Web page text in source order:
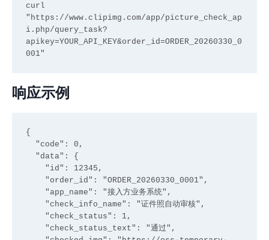
curl
"https://www.clipimg.com/app/picture_check_ap
i.php/query_task?
apikey=YOUR_API_KEY&order_id=ORDER_20260330_0
响应示例
{